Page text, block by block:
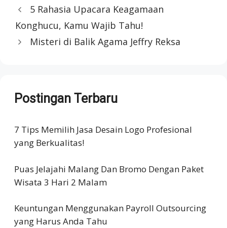
5 Rahasia Upacara Keagamaan
Konghucu, Kamu Wajib Tahu!
Misteri di Balik Agama Jeffry Reksa
Postingan Terbaru
7 Tips Memilih Jasa Desain Logo Profesional
yang Berkualitas!
Puas Jelajahi Malang Dan Bromo Dengan Paket
Wisata 3 Hari 2 Malam
Keuntungan Menggunakan Payroll Outsourcing
yang Harus Anda Tahu